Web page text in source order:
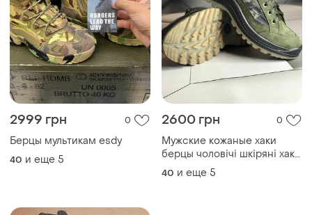
2999 грн 0
Берцы мультикам esdy
40 и еще 5
2600 грн 0
Мужские кожаные хаки
берцы чоловічі шкіряні хакі
берци
40 и еще 5